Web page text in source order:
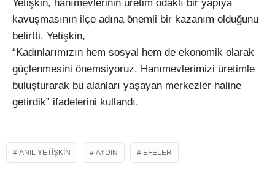
Yetişkin, hanımevlerinin üretim odaklı bir yapıya
kavuşmasının ilçe adına önemli bir kazanım olduğunu
belirtti. Yetişkin,
“Kadınlarımızın hem sosyal hem de ekonomik olarak
güçlenmesini önemsiyoruz. Hanımevlerimizi üretimle
buluşturarak bu alanları yaşayan merkezler haline
getirdik” ifadelerini kullandı.
ANIL YETIŞKIN AYDIN EFELER